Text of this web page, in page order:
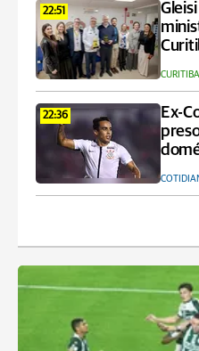
22:51
22:36
Ex-